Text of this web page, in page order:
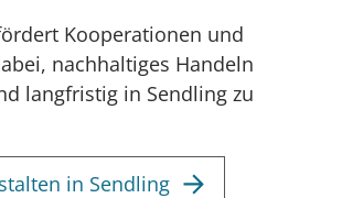
Kooperationen und
nachhaltiges Handeln
langfristig in Sendling zu
in Sendling